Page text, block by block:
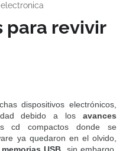
para revivir
dispositivos electrónicos,
debido a los avances
cd compactos donde se
ya quedaron en el olvido,